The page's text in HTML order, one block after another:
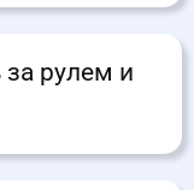
рулем и